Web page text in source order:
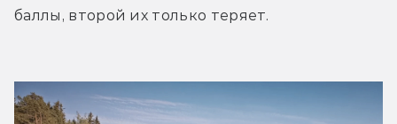
баллы, второй их только теряет.